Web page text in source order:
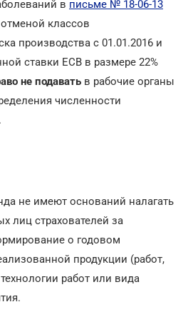
в письме № 18-06-13
классов
производства с 01.01.2016 и
ставки ЕСВ в размере 22%
не подавать в рабочие органы
численности
не имеют оснований налагать
лиц страхователей за
о годовом
продукции (работ,
работ или вида